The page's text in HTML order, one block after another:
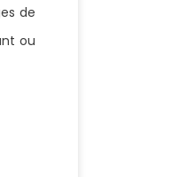
de
ou